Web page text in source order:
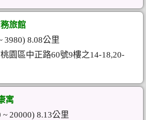
旅館
3980) 8.08公里
園區中正路60號9樓之14-18,20-
寓
~ 20000) 8.13公里